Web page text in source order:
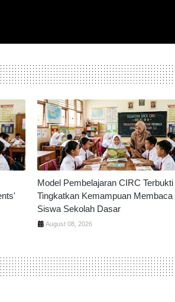
Model Pembelajaran CIRC Terbukti
Tingkatkan Kemampuan Membaca
Siswa Sekolah Dasar
August 08, 2026